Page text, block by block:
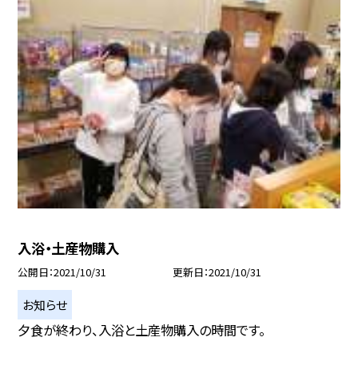
入浴・土産物購入
公開日 2021/10/31 更新日 2021/10/31
お知らせ
夕食が終わり、入浴と土産物購入の時間です。